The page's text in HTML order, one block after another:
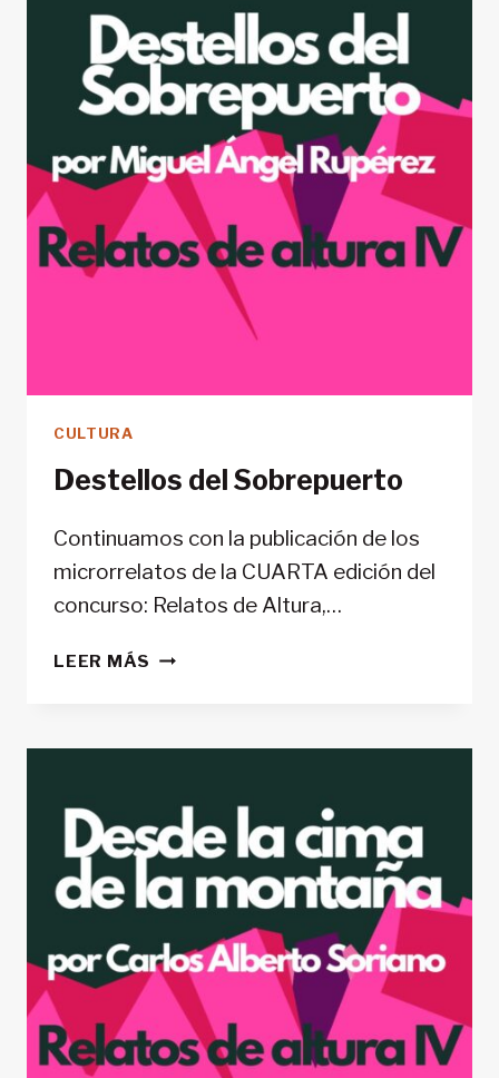
CULTURA
Destellos del Sobrepuerto
Continuamos con la publicación de los
microrrelatos de la CUARTA edición del
concurso: Relatos de Altura,…
LEER MÁS DESTELLOS